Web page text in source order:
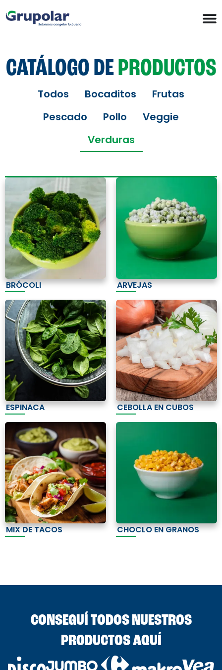
CATÁLOGO DEPRODUCTOS
Todos Bocaditos
Frutas
Pescado
Pollo
Veggie
Verduras
BRÓCOLI ARVEJAS
ESPINACA CEBOLLA EN CUBOS
MIX DE TACOS CHOCLO EN GRANOS
CONSEGUÍ TODOS NUESTROS
PRODUCTOS AQUÍ